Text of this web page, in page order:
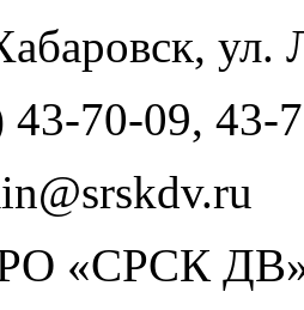
, ул.
43-70-09, 43-
«СРСК